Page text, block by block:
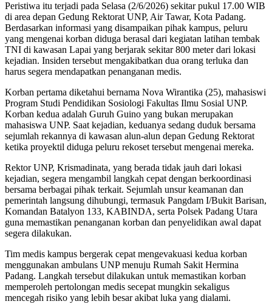
Peristiwa itu terjadi pada Selasa (2/6/2026) sekitar pukul 17.00 WIB
di area depan Gedung Rektorat UNP, Air Tawar, Kota Padang.
Berdasarkan informasi yang disampaikan pihak kampus, peluru
yang mengenai korban diduga berasal dari kegiatan latihan tembak
TNI di kawasan Lapai yang berjarak sekitar 800 meter dari lokasi
kejadian. Insiden tersebut mengakibatkan dua orang terluka dan
harus segera mendapatkan penanganan medis.
Korban pertama diketahui bernama Nova Wirantika (25), mahasiswi
Program Studi Pendidikan Sosiologi Fakultas Ilmu Sosial UNP.
Korban kedua adalah Guruh Guino yang bukan merupakan
mahasiswa UNP. Saat kejadian, keduanya sedang duduk bersama
sejumlah rekannya di kawasan alun-alun depan Gedung Rektorat
ketika proyektil diduga peluru rekoset tersebut mengenai mereka.
Rektor UNP, Krismadinata, yang berada tidak jauh dari lokasi
kejadian, segera mengambil langkah cepat dengan berkoordinasi
bersama berbagai pihak terkait. Sejumlah unsur keamanan dan
pemerintah langsung dihubungi, termasuk Pangdam I/Bukit Barisan,
Komandan Batalyon 133, KABINDA, serta Polsek Padang Utara
guna memastikan penanganan korban dan penyelidikan awal dapat
segera dilakukan.
Tim medis kampus bergerak cepat mengevakuasi kedua korban
menggunakan ambulans UNP menuju Rumah Sakit Hermina
Padang. Langkah tersebut dilakukan untuk memastikan korban
memperoleh pertolongan medis secepat mungkin sekaligus
mencegah risiko yang lebih besar akibat luka yang dialami.